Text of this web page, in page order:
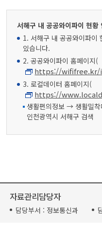
서해구 내 공공와이파이 현황
1. 서해구 내 공공와이파이
있습니다.
2. 공공와이파이 홈페이지(
https://wififree.kr/
3. 로컬데이터 홈페이지(
https://
생활편의정보 → 생활밀
인천광역시 서해구 검색
자료관리담당자
담당부서 : 정보통신과